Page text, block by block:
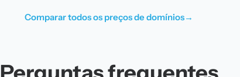
Comparar todos os preços de domínios→